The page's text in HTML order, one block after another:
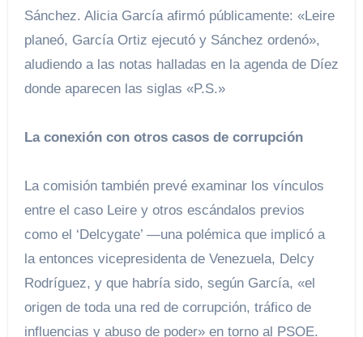
Sánchez. Alicia García afirmó públicamente: «Leire
planeó, García Ortiz ejecutó y Sánchez ordenó»,
aludiendo a las notas halladas en la agenda de Díez
donde aparecen las siglas «P.S.»
La conexión con otros casos de corrupción
La comisión también prevé examinar los vínculos
entre el caso Leire y otros escándalos previos
como el ‘Delcygate’ —una polémica que implicó a
la entonces vicepresidenta de Venezuela, Delcy
Rodríguez, y que habría sido, según García, «el
origen de toda una red de corrupción, tráfico de
influencias y abuso de poder» en torno al PSOE.